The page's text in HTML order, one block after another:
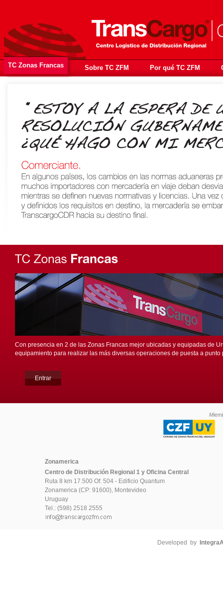
TC Zonas Francas Sobre TC ZFM Por qué TC ZFM
Con presencia en 2 de las Zonas Francas mejor ubicadas y equipadas de
equipamiento para realizar las más diversas operaciones de puesta a
Entrar
Zonamerica
Centro de Distribución Regional 1 y Oficina Central
Ruta 8 km 17.500 Of: 504 - Edificio Quantum
Zonamerica (CP: 91600), Montevideo
Uruguay
Tel.: (598) 2518 2555
Developed by